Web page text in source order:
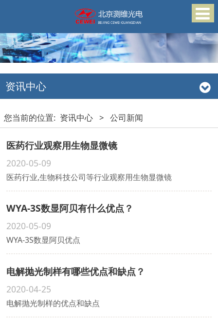
资讯中心
您当前的位置: 资讯中心 > 公司新闻
医药行业观察用生物显微镜
2020-05-09
医药行业,生物科技公司等行业观察用生物显微镜
WYA-3S数显阿贝有什么优点？
2020-05-09
WYA-3S数显阿贝优点
电解抛光制样有哪些优点和缺点？
2020-04-25
电解抛光制样的优点和缺点